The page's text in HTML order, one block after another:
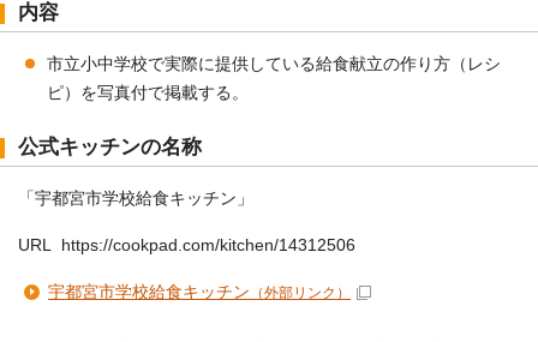
内容
市立小中学校で実際に提供している給食献立の作り方（レシ
ピ）を写真付で掲載する。
公式キッチンの名称
「宇都宮市学校給食キッチン」
URL https://cookpad.com/kitchen/14312506
宇都宮市学校給食キッチン （外部リンク）